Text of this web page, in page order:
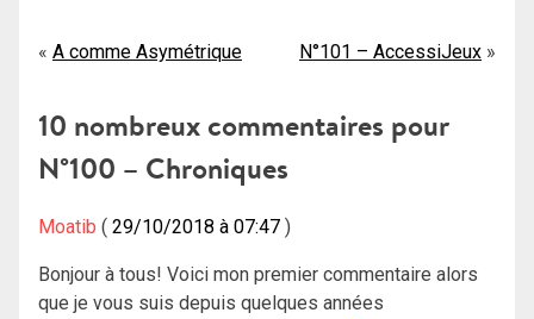
Navigation
l’article
A comme Asymétrique N°101 – AccessiJeux
10 nombreux commentaires pour
N°100 – Chroniques
Moatib 29/10/2018 à 07:47
Bonjour à tous! Voici mon premier commentaire alors
que je vous suis depuis quelques années